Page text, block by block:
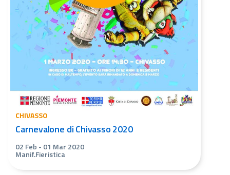
CHIVASSO
Carnevalone di Chivasso 2020
02 Feb - 01 Mar 2020
Manif.Fieristica